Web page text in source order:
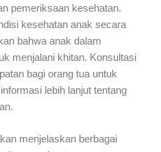
pemeriksaan kesehatan.
kesehatan anak secara
bahwa anak dalam
menjalani khitan. Konsultasi
bagi orang tua untuk
lebih lanjut tentang
menjelaskan berbagai